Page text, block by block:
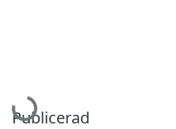
Hämtar...
Publicerad